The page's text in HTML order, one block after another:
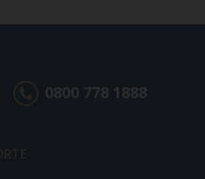
0800 778 1888